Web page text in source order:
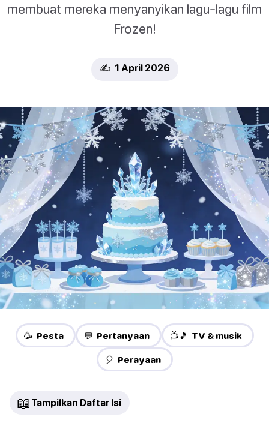
membuat mereka menyanyikan lagu-lagu film
Frozen!
✍️ 1 April 2026
🥳 Pesta 💬 Pertanyaan 📺🎵 TV & musik
🎈 Perayaan
📖 Tampilkan Daftar Isi